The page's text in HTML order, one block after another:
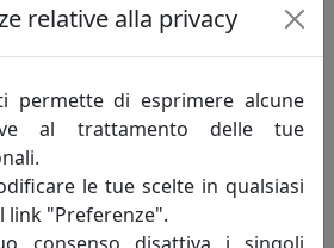
relative alla privacy
permette di esprimere alcune
al trattamento delle tue
le tue scelte in qualsiasi
"Preferenze".
consenso disattiva i singoli